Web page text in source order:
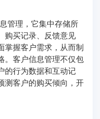
管理，它集中存储所
购买记录、反馈意见
掌握客户需求，从而制
。客户信息管理不仅包
的行为数据和互动记
测客户的购买倾向，开